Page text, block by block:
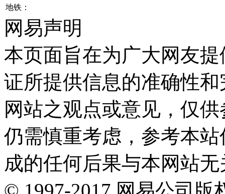
地铁：
网易声明
本页面旨在为广大网友
证所提供信息的准确性
网站之观点或意见，仅
仍需慎重考虑，参考本
成的任何后果与本网站